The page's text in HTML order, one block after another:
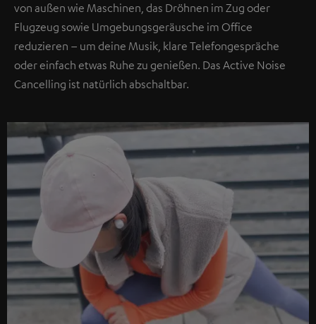
von außen wie Maschinen, das Dröhnen im Zug oder
Flugzeug sowie Umgebungsgeräusche im Office
reduzieren – um deine Musik, klare Telefongespräche
oder einfach etwas Ruhe zu genießen. Das Active Noise
Cancelling ist natürlich abschaltbar.